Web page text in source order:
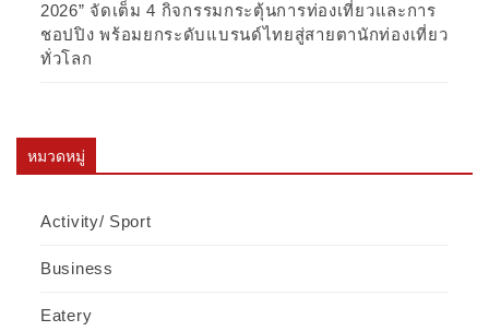
2026” จัดเต็ม 4 กิจกรรมกระตุ้นการท่องเที่ยวและการ
ชอปปิง พร้อมยกระดับแบรนด์ไทยสู่สายตานักท่องเที่ยว
ทั่วโลก
หมวดหมู่
Activity/ Sport
Business
Eatery